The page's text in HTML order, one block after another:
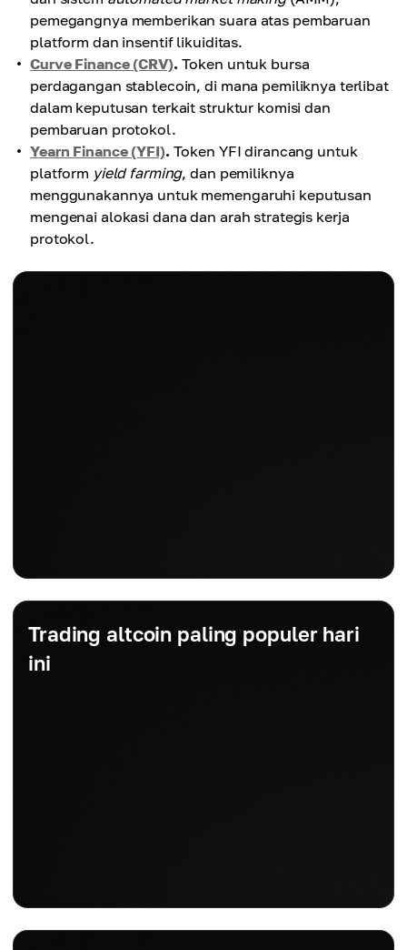
pemegangnya memberikan suara atas pembaruan
platform dan insentif likuiditas.
Curve Finance (CRV). Token untuk bursa
perdagangan stablecoin, di mana pemiliknya terlibat
dalam keputusan terkait struktur komisi dan
pembaruan protokol.
Yearn Finance (YFI). Token YFI dirancang untuk
platform yield farming, dan pemiliknya
menggunakannya untuk memengaruhi keputusan
mengenai alokasi dana dan arah strategis kerja
protokol.
Trading altcoin paling populer hari
ini